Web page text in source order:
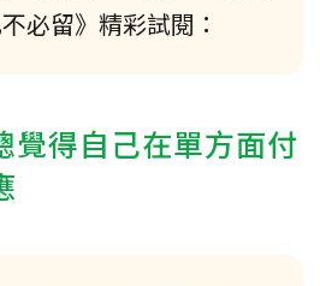
必留》精彩試閱：
覺得自己在單方面付